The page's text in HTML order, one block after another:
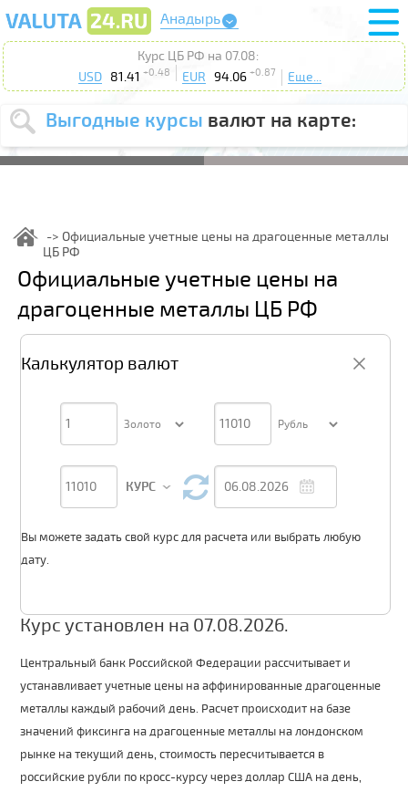
Анадырь
Курс ЦБ РФ на 07.08:
USD 81.41 +0.48 EUR 94.06 +0.87 Еще...
Выгодные курсы валют на карте:
Выберите
USD EUR
курс от:
Выберите
действие:
Поиск
Официальные учетные цены на драгоценные металлы
ЦБ РФ
Официальные учетные цены на
драгоценные металлы ЦБ РФ
Калькулятор валют
КУРС
Вы можете задать свой курс для расчета или выбрать любую
дату.
Курс установлен на 07.08.2026.
Центральный банк Российской Федерации рассчитывает и
устанавливает учетные цены на аффинированные драгоценные
металлы каждый рабочий день. Расчет происходит на базе
значений фиксинга на драгоценные металлы на лондонском
рынке на текущий день, стоимость пересчитывается в
российские рубли по кросс-курсу через доллар США на день,